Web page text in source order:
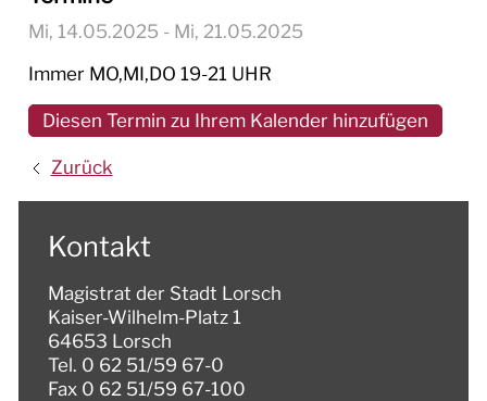
Mi, 14.05.2025 - Mi, 21.05.2025
Immer MO,MI,DO 19-21 UHR
Diesen Termin zu Ihrem Kalender hinzufügen
Zurück
Kontakt
Magistrat der Stadt Lorsch
Kaiser-Wilhelm-Platz 1
64653 Lorsch
Tel. 0 62 51/59 67-0
Fax 0 62 51/59 67-100